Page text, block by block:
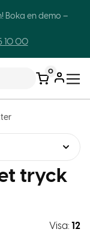
Boka en demo –
10 00
0
tryck
Visa: 12